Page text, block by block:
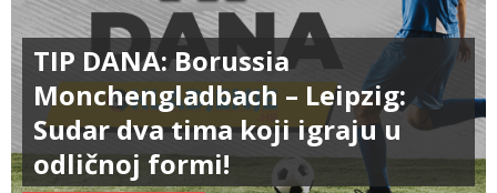
TIP DANA: Borussia
Monchengladbach – Leipzig:
Sudar dva tima koji igraju u
odličnoj formi!